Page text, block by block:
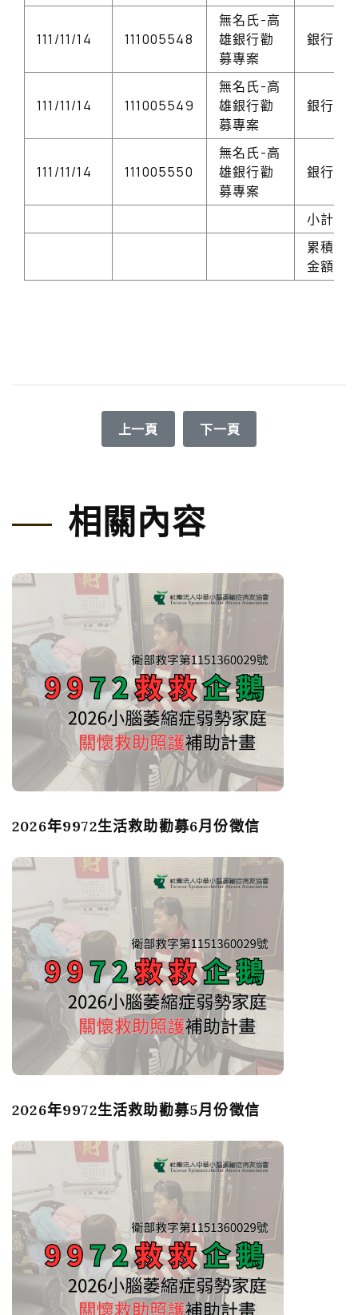
111/11/14 111005548
無名氏-高
雄銀行勸
募專案
銀行存
111/11/14 111005549
無名氏-高
雄銀行勸
募專案
銀行存
111/11/14 111005550
無名氏-高
雄銀行勸
募專案
銀行存
小計
累積勸
金額
上一篇文章: 2022年7-9月份捐款芳名
上一頁 下一篇文章: 2022年9972
下一頁
相關內容
2026年9972生活救助勸募6月份徵信
2026年9972生活救助勸募5月份徵信